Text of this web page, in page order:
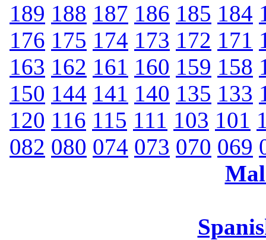
189 188 187 186 185 184
176 175 174 173 172 171
163 162 161 160 159 158
150 144 141 140 135 133
120 116 115 111 103 101
082 080 074 073 070 069